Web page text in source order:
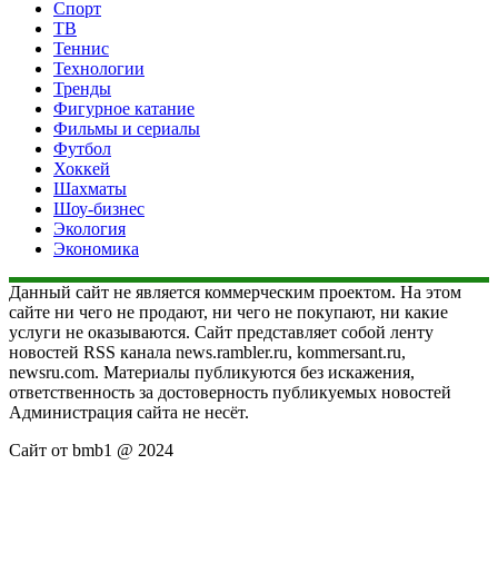
Спорт
ТВ
Теннис
Технологии
Тренды
Фигурное катание
Фильмы и сериалы
Футбол
Хоккей
Шахматы
Шоу-бизнес
Экология
Экономика
Данный сайт не является коммерческим проектом. На этом
сайте ни чего не продают, ни чего не покупают, ни какие
услуги не оказываются. Сайт представляет собой ленту
новостей RSS канала news.rambler.ru, kommersant.ru,
newsru.com. Материалы публикуются без искажения,
ответственность за достоверность публикуемых новостей
Администрация сайта не несёт.
Сайт от bmb1 @ 2024